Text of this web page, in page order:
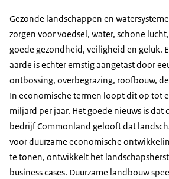
Gezonde landschappen en
zorgen voor voedsel, water, schone
goede gezondheid, veiligheid en geluk.
aarde is echter ernstig aangetast door
ontbossing, overbegrazing, roofbouw,
In economische termen loopt dit op tot
miljard per jaar. Het goede nieuws is
bedrijf Commonland gelooft dat
voor duurzame economische
te tonen, ontwikkelt het
business cases. Duurzame landbouw